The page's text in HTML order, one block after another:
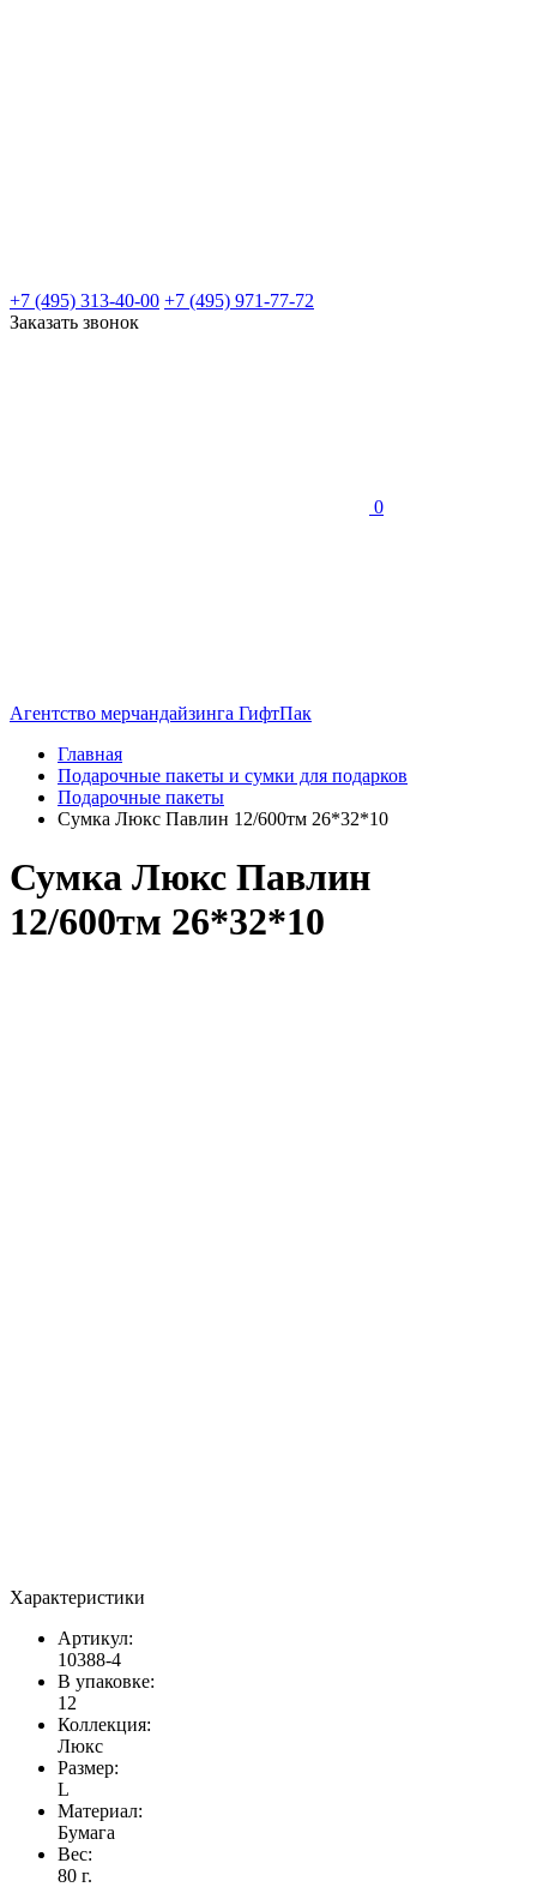
+7 (495) 313-40-00 +7 (495) 971-77-72
Заказать звонок
0
Агентство мерчандайзинга ГифтПак
Главная
Подарочные пакеты и сумки для подарков
Подарочные пакеты
Сумка Люкс Павлин 12/600тм 26*32*10
Сумка Люкс Павлин
12/600тм 26*32*10
Характеристики
Артикул:
10388-4
В упаковке:
12
Коллекция:
Люкс
Размер:
L
Материал:
Бумага
Вес:
80 г.